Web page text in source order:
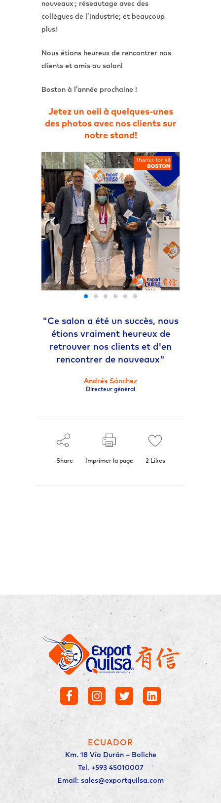
nouveaux ; réseautage avec des
collègues de l’industrie; et beaucoup
plus!
Nous étions heureux de rencontrer nos
clients et amis au salon!
Boston à l’année prochaine !
Jetez un oeil à quelques-unes
des photos avec nos clients sur
notre stand!
"Ce salon a été un succès, nous
étions vraiment heureux de
retrouver nos clients et d'en
rencontrer de nouveaux"
Andrés Sánchez
Directeur général
Share Imprimer la page 2Likes
ECUADOR
Km. 18 Vía Durán – Boliche
Tel. +593 45010007
Email: sales@exportquilsa.com